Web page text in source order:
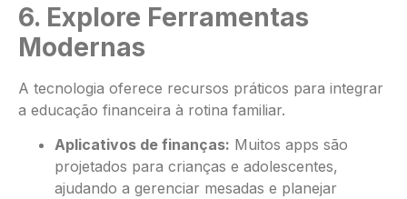
6. Explore Ferramentas
Modernas
A tecnologia oferece recursos práticos para integrar
a educação financeira à rotina familiar.
Aplicativos de finanças: Muitos apps são
projetados para crianças e adolescentes,
ajudando a gerenciar mesadas e planejar